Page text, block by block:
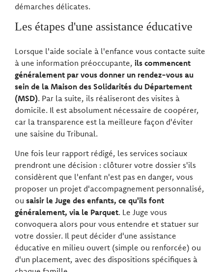
démarches délicates.
Les étapes d'une assistance éducative
Lorsque l'aide sociale à l'enfance vous contacte suite
à une information préoccupante, ils commencent
généralement par vous donner un rendez-vous au
sein de la Maison des Solidarités du Département
(MSD). Par la suite, ils réaliseront des visites à
domicile. Il est absolument nécessaire de coopérer,
car la transparence est la meilleure façon d'éviter
une saisine du Tribunal.
Une fois leur rapport rédigé, les services sociaux
prendront une décision : clôturer votre dossier s'ils
considèrent que l'enfant n'est pas en danger, vous
proposer un projet d'accompagnement personnalisé,
ou saisir le Juge des enfants, ce qu'ils font
généralement, via le Parquet. Le Juge vous
convoquera alors pour vous entendre et statuer sur
votre dossier. Il peut décider d'une assistance
éducative en milieu ouvert (simple ou renforcée) ou
d'un placement, avec des dispositions spécifiques à